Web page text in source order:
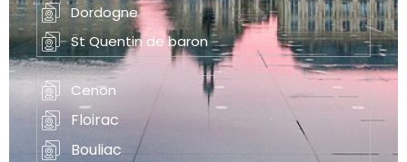
Dordogne
St Quentin de baron
Cenon
Floirac
Bouliac